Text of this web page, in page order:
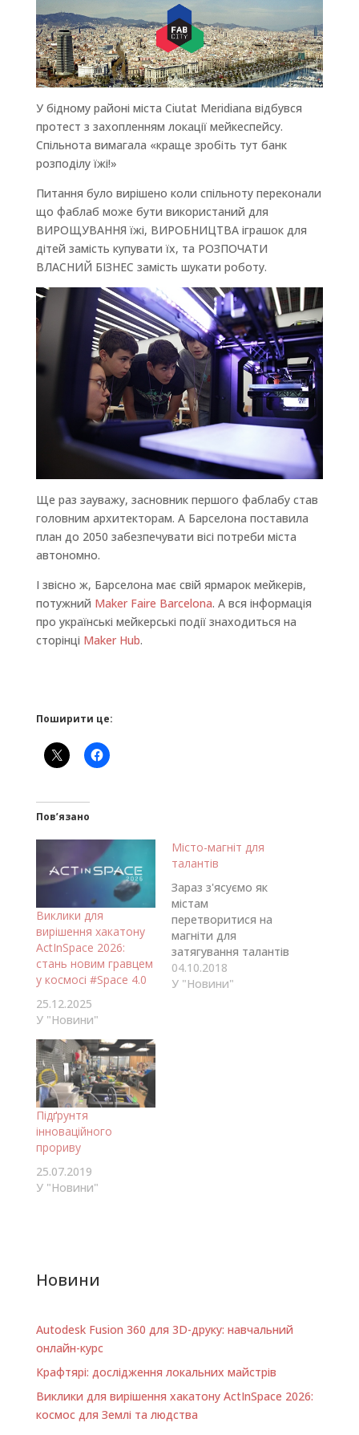
У бідному районі міста Ciutat Meridiana відбувся
протест з захопленням локації мейкеспейсу.
Спільнота вимагала «краще зробіть тут банк
розподілу їжі!»
Питання було вирішено коли спільноту переконали
що фаблаб може бути використаний для
ВИРОЩУВАННЯ їжі, ВИРОБНИЦТВА іграшок для
дітей замість купувати їх, та РОЗПОЧАТИ
ВЛАСНИЙ БІЗНЕС замість шукати роботу.
Ще раз зауважу, засновник першого фаблабу став
головним архитекторам. А Барселона поставила
план до 2050 забезпечувати вісі потреби міста
автономно.
І звісно ж, Барселона має свій ярмарок мейкерів,
потужний Maker Faire Barcelona. А вся інформація
про українські мейкерські події знаходиться на
сторінці Maker Hub.
Поширити це:
Пов’язано
Виклики для
вирішення хакатону
ActInSpace 2026:
стань новим гравцем
у космосі #Space 4.0
25.12.2025
У "Новини"
Місто-магніт для
талантів
Зараз з'ясуємо як
містам
перетворитися на
магніти для
затягування талантів
ззовні, одночасно
ефектино
04.10.2018
У "Новини"
Підґрунтя
інноваційного
прориву
25.07.2019
У "Новини"
Новини
Autodesk Fusion 360 для 3D-друку: навчальний
онлайн-курс
Крафтярі: дослідження локальних майстрів
Виклики для вирішення хакатону ActInSpace 2026:
космос для Землі та людства